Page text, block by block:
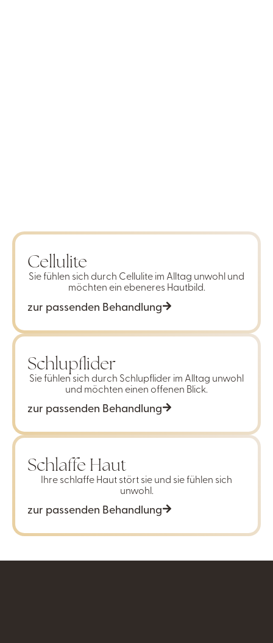
Cellulite
Sie fühlen sich durch Cellulite im Alltag unwohl und
möchten ein ebeneres Hautbild.
zur passenden Behandlung
Schlupflider
Sie fühlen sich durch Schlupflider im Alltag unwohl
und möchten einen offenen Blick.
zur passenden Behandlung
Schlaffe Haut
Ihre schlaffe Haut stört sie und sie fühlen sich
unwohl.
zur passenden Behandlung